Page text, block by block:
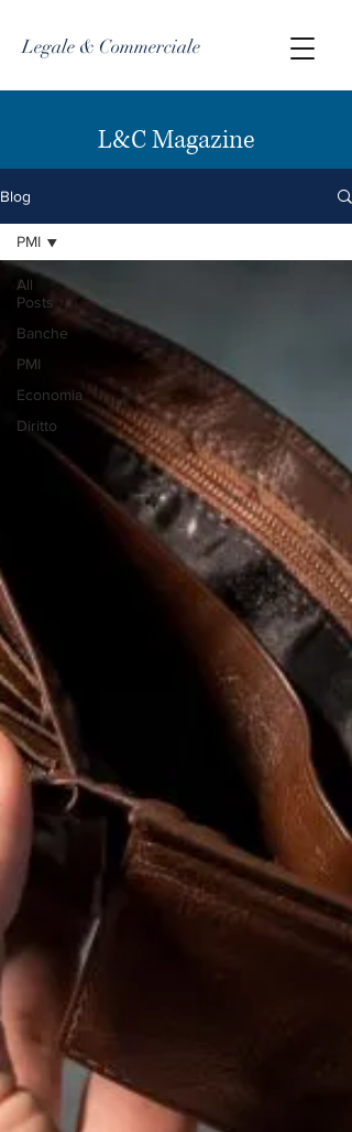
Legale & Commerciale
L&C Magazine
Blog
All
Posts
Banche
PMI
Economia
Diritto
PMI